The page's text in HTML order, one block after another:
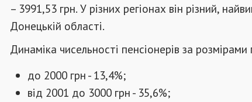
– 3991,53 грн. У різних регіонах він різний,
Донецькій області.
Динаміка чисельності пенсіонерів за розмірами
до 2000 грн - 13,4%;
від 2001 до 3000 грн - 35,6%;